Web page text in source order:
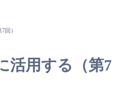
回）
活用する（第7